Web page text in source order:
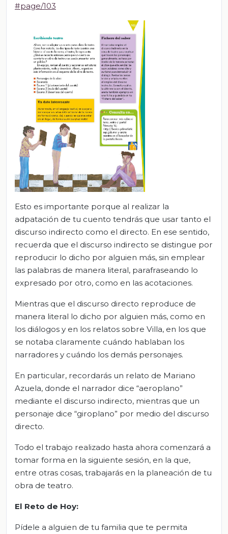
#page/103
Esto es importante porque al realizar la
adpatación de tu cuento tendrás que usar tanto el
discurso indirecto como el directo. En ese sentido,
recuerda que el discurso indirecto se distingue por
reproducir lo dicho por alguien más, sin emplear
las palabras de manera literal, parafraseando lo
expresado por otro, como en las acotaciones.
Mientras que el discurso directo reproduce de
manera literal lo dicho por alguien más, como en
los diálogos y en los relatos sobre Villa, en los que
se notaba claramente cuándo hablaban los
narradores y cuándo los demás personajes.
En particular, recordarás un relato de Mariano
Azuela, donde el narrador dice “aeroplano”
mediante el discurso indirecto, mientras que un
personaje dice “giroplano” por medio del discurso
directo.
Todo el trabajo realizado hasta ahora comenzará a
tomar forma en la siguiente sesión, en la que,
entre otras cosas, trabajarás en la planeación de tu
obra de teatro.
El Reto de Hoy:
Pídele a alguien de tu familia que te permita